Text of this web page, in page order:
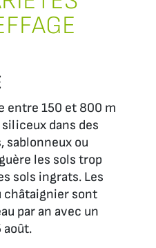
entre 150 et 800 m
dans des
sablonneux ou
les sols trop
sols ingrats. Les
châtaignier sont
par an avec un
août.